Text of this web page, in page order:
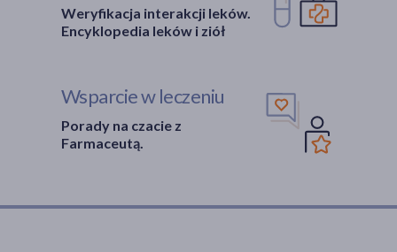
Weryfikacja interakcji leków.
Encyklopedia leków i ziół
Wsparcie w leczeniu
Porady na czacie z
Farmaceutą.